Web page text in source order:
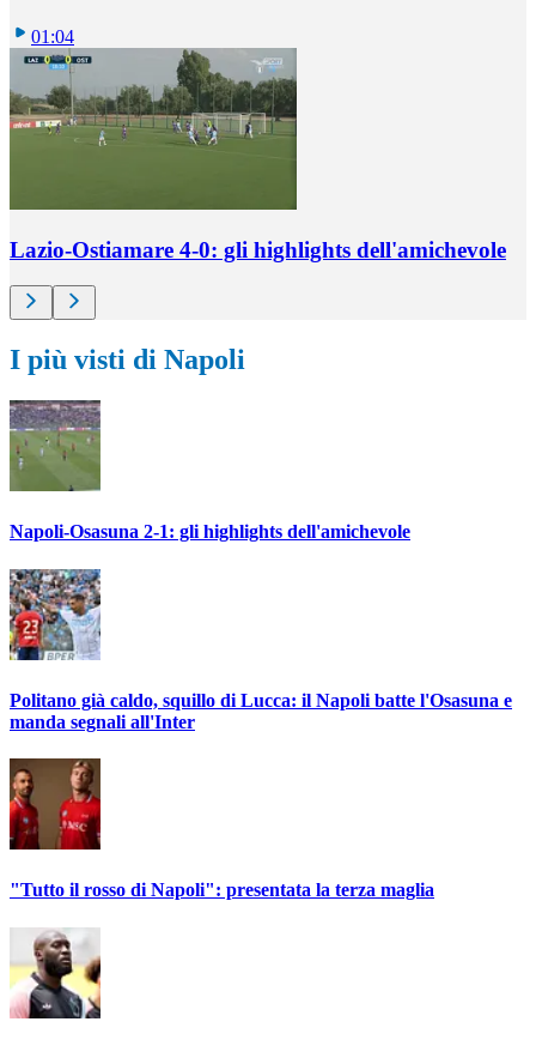
01:04
Lazio-Ostiamare 4-0: gli highlights dell'amichevole
I più visti di Napoli
Napoli-Osasuna 2-1: gli highlights dell'amichevole
Politano già caldo, squillo di Lucca: il Napoli batte l'Osasuna e
manda segnali all'Inter
"Tutto il rosso di Napoli": presentata la terza maglia